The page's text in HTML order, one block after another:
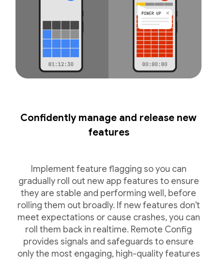
Confidently manage and release new
features
Implement feature flagging so you can
gradually roll out new app features to ensure
they are stable and performing well, before
rolling them out broadly. If new features don't
meet expectations or cause crashes, you can
roll them back in realtime. Remote Config
provides signals and safeguards to ensure
only the most engaging, high-quality features